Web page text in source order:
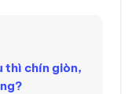
thì chín giòn,